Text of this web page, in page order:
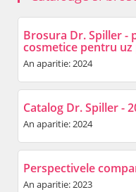
Brosura Dr. Spiller -
cosmetice pentru
An aparitie: 2024
Catalog Dr. Spiller -
An aparitie: 2024
Perspectivele
An aparitie: 2023